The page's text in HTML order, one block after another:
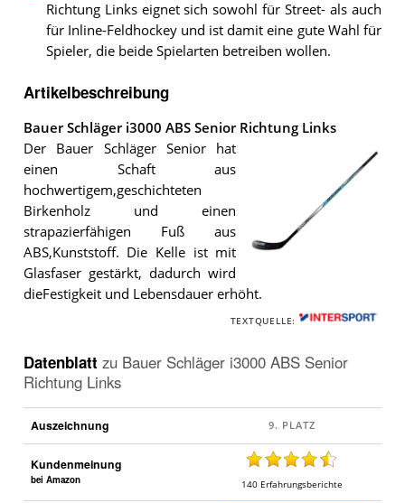
Richtung Links eignet sich sowohl für Street- als auch
für Inline-Feldhockey und ist damit eine gute Wahl für
Spieler, die beide Spielarten betreiben wollen.
Artikelbeschreibung
Bauer Schläger i3000 ABS Senior Richtung Links
Bauer
i3000
Senior
Richtung
Der Bauer Schläger Senior hat
einen Schaft aus
hochwertigem,geschichteten
Birkenholz und einen
strapazierfähigen Fuß aus
ABS,Kunststoff. Die Kelle ist mit
Glasfaser gestärkt, dadurch wird
dieFestigkeit und Lebensdauer erhöht.
TEXTQUELLE:
Datenblatt zu Bauer Schläger i3000 ABS Senior
Richtung Links
Auszeichnung
Kundenmeinung
bei Amazon 140 Erfahrungsberichte